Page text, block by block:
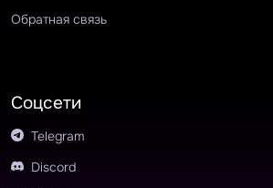
Обратная связь
Соцсети
Telegram
Discord